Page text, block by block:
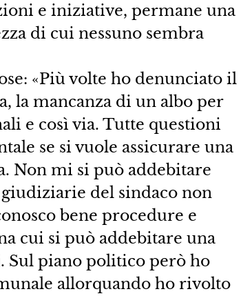
e iniziative, permane una
di cui nessuno sembra
«Più volte ho denunciato il
la mancanza di un albo per
e così via. Tutte questioni
se si vuole assicurare una
Non mi si può addebitare
del sindaco non
bene procedure e
cui si può addebitare una
piano politico però ho
allorquando ho rivolto